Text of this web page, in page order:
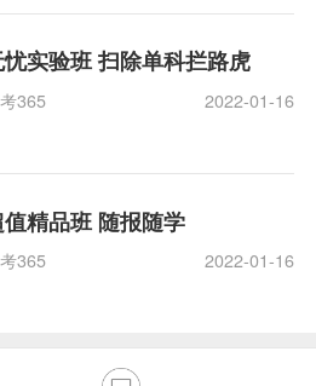
忧实验班 扫除单科拦路虎
365 2022-01-16
值精品班 随报随学
365 2022-01-16